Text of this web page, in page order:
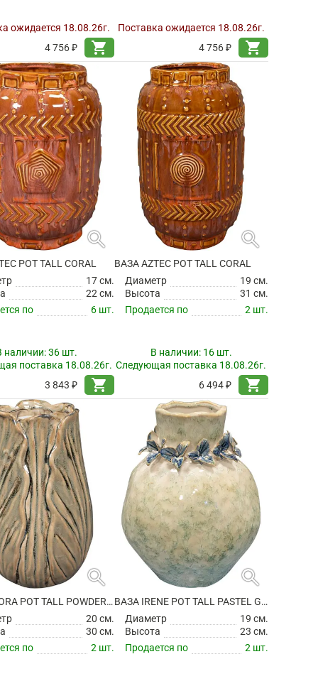
ожидается 18.08.26г.
4 756 ₽
shopping_cart
Поставка ожидается 18.08.26г.
4 756 ₽
shopping_cart
search
POT TALL CORAL
17 см.
22 см.
по
6 шт.
наличии:36 шт.
поставка 18.08.26г.
3 843 ₽
shopping_cart
search
ВАЗА AZTEC POT TALL CORAL
Диаметр
19 см.
Высота
31 см.
Продается по
2 шт.
В наличии: 16 шт.
Следующая поставка 18.08.26г.
6 494 ₽
shopping_cart
search
ВАЗА FLORA POT TALL POWDER TAUPE
20 см.
30 см.
по
2 шт.
search
ВАЗА IRENE POT TALL PASTEL GREEN
Диаметр
19 см.
Высота
23 см.
Продается по
2 шт.